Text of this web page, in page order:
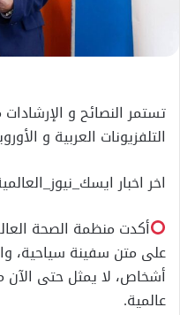
تستمر النصائح و
التلفزيونات العربية و
اخر اخبار
أكدت منظمة الصحة
على متن سفينة سياحية،
أشخاص، لا يمثل حتى الآن
عالمية.